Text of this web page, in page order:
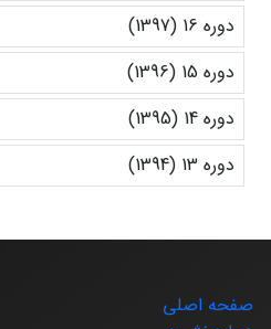
دوره 16 (1397)
دوره 15 (1396)
دوره 14 (1395)
دوره 13 (1394)
صفحه اصلی